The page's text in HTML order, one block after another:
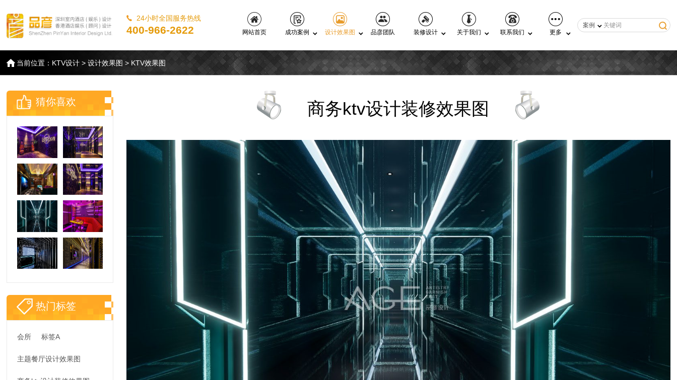
24小时全国服务热线
400-966-2622
案例
网站首页
成功案例 设计效果图 品彦团队 装修设计 关于我们 联系我们 更多
当前位置： KTV设计 >设计效果图 > KTV效果图
猜你喜欢
热门标签
会所 标签A
主题餐厅设计效果图
商务ktv设计装修效果图